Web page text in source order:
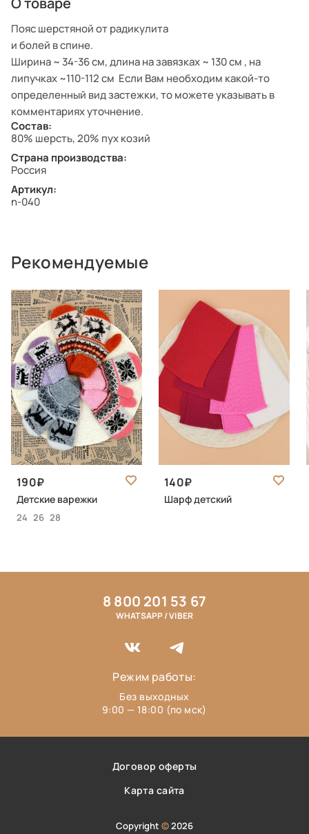
Пояс шерстяной от радикулита
и болей в спине.
Ширина ~ 34-36 см, длина на завязках ~ 130 см , на
липучках ~110-112 см Если Вам необходим какой-то
определенный вид застежки, то можете указывать в
комментариях уточнение.
Состав:
80% шерсть, 20% пух козий
Страна производства:
Россия
Артикул:
n-040
Рекомендуемые
190
Детские варежки
24 26 28
140
Шарф детский
Договор оферты
Карта сайта
Copyright ©2026
8 800 201 53 67
WHATSAPP / VIBER
Режим работы:
Без выходных
9:00 — 18:00 (по мск)